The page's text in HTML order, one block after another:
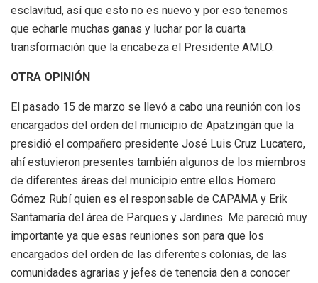
esclavitud, así que esto no es nuevo y por eso tenemos
que echarle muchas ganas y luchar por la cuarta
transformación que la encabeza el Presidente AMLO.
OTRA OPINIÓN
El pasado 15 de marzo se llevó a cabo una reunión con los
encargados del orden del municipio de Apatzingán que la
presidió el compañero presidente José Luis Cruz Lucatero,
ahí estuvieron presentes también algunos de los miembros
de diferentes áreas del municipio entre ellos Homero
Gómez Rubí quien es el responsable de CAPAMA y Erik
Santamaría del área de Parques y Jardines. Me pareció muy
importante ya que esas reuniones son para que los
encargados del orden de las diferentes colonias, de las
comunidades agrarias y jefes de tenencia den a conocer